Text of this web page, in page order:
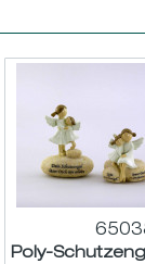
Poly-